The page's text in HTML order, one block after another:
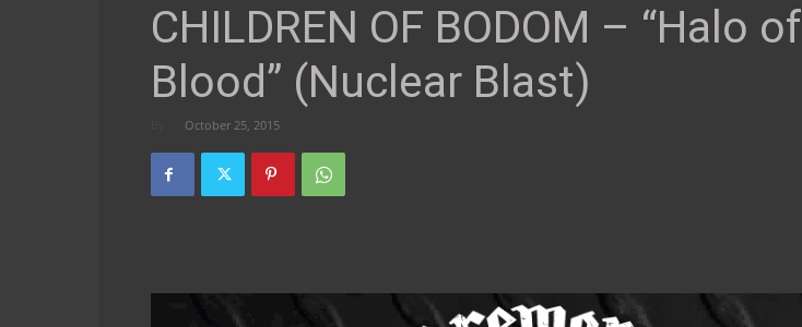
CHILDREN OF BODOM – “Halo of
Blood” (Nuclear Blast)
October 25, 2015